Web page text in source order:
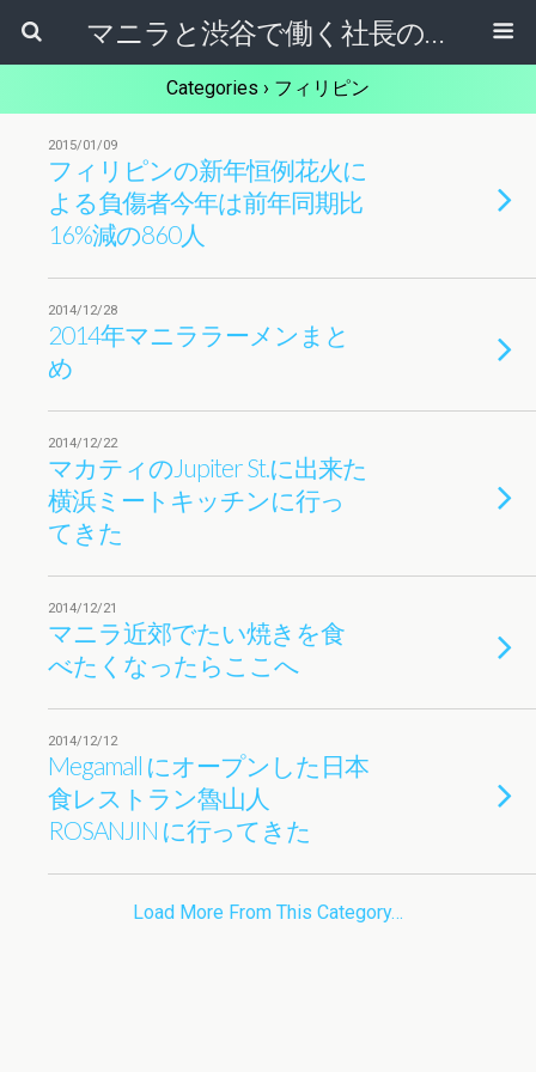
マニラと渋谷で働く社長のブログ
Categories › フィリピン
2015/01/09
フィリピンの新年恒例花火に
よる負傷者今年は前年同期比
16%減の860人
2014/12/28
2014年マニララーメンまと
め
2014/12/22
マカティのJupiter St.に出来た
横浜ミートキッチンに行っ
てきた
2014/12/21
マニラ近郊でたい焼きを食
べたくなったらここへ
2014/12/12
Megamall にオープンした日本
食レストラン魯山人
ROSANJIN に行ってきた
Load More From This Category…